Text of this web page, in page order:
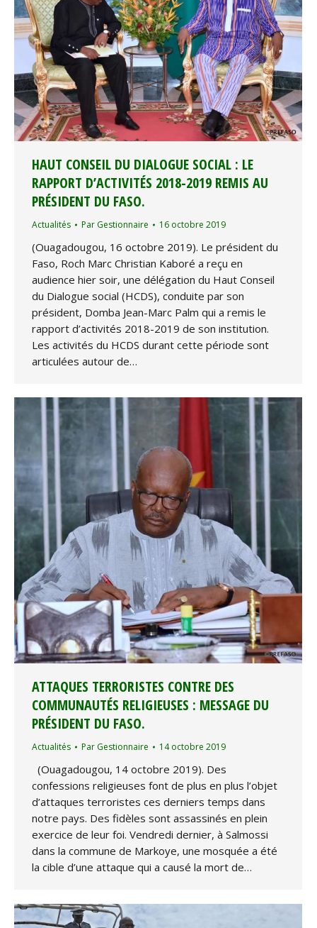
HAUT CONSEIL DU DIALOGUE SOCIAL : LE
RAPPORT D’ACTIVITÉS 2018-2019 REMIS AU
PRÉSIDENT DU FASO.
Actualités Par Gestionnaire 16 octobre 2019
(Ouagadougou, 16 octobre 2019). Le président du
Faso, Roch Marc Christian Kaboré a reçu en
audience hier soir, une délégation du Haut Conseil
du Dialogue social (HCDS), conduite par son
président, Domba Jean-Marc Palm qui a remis le
rapport d’activités 2018-2019 de son institution.
Les activités du HCDS durant cette période sont
articulées autour de…
ATTAQUES TERRORISTES CONTRE DES
COMMUNAUTÉS RELIGIEUSES : MESSAGE DU
PRÉSIDENT DU FASO.
Actualités Par Gestionnaire 14 octobre 2019
(Ouagadougou, 14 octobre 2019). Des
confessions religieuses font de plus en plus l’objet
d’attaques terroristes ces derniers temps dans
notre pays. Des fidèles sont assassinés en plein
exercice de leur foi. Vendredi dernier, à Salmossi
dans la commune de Markoye, une mosquée a été
la cible d’une attaque qui a causé la mort de…